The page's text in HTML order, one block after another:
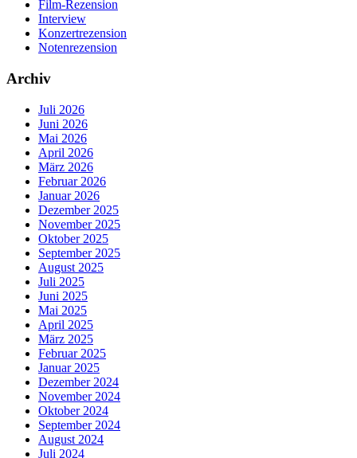
Film-Rezension
Interview
Konzertrezension
Notenrezension
Archiv
Juli 2026
Juni 2026
Mai 2026
April 2026
März 2026
Februar 2026
Januar 2026
Dezember 2025
November 2025
Oktober 2025
September 2025
August 2025
Juli 2025
Juni 2025
Mai 2025
April 2025
März 2025
Februar 2025
Januar 2025
Dezember 2024
November 2024
Oktober 2024
September 2024
August 2024
Juli 2024